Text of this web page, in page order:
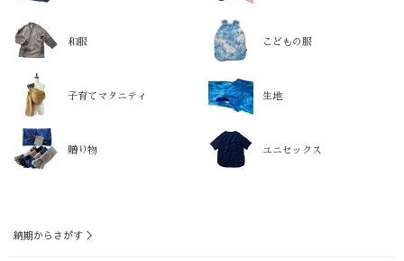
和服 こどもの服
子育てマタニティ 生地
贈り物 ユニセックス
納期からさがす ＞